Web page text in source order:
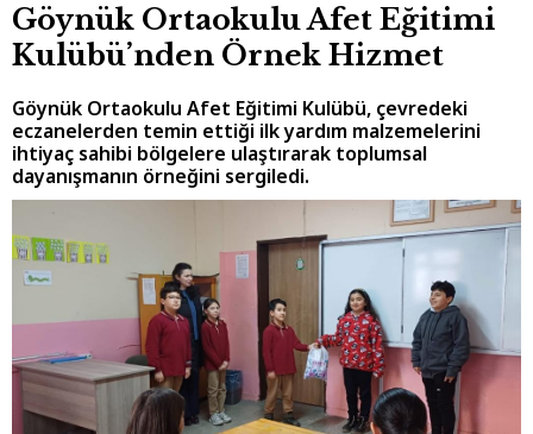
Göynük Ortaokulu Afet Eğitimi
Kulübü’nden Örnek Hizmet
Göynük Ortaokulu Afet Eğitimi Kulübü, çevredeki
eczanelerden temin ettiği ilk yardım malzemelerini
ihtiyaç sahibi bölgelere ulaştırarak toplumsal
dayanışmanın örneğini sergiledi.